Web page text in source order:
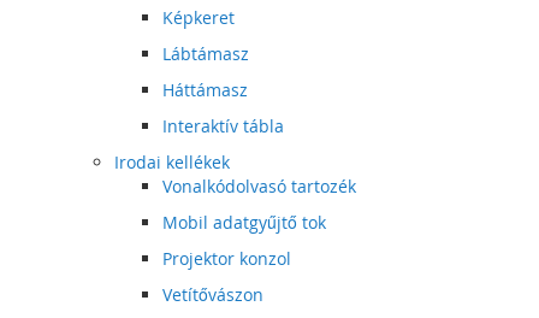
Képkeret
Lábtámasz
Háttámasz
Interaktív tábla
Irodai kellékek
Vonalkódolvasó tartozék
Mobil adatgyűjtő tok
Projektor konzol
Vetítővászon